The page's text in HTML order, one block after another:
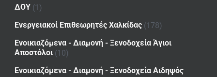
ΔΟΥ (1)
Ενεργειακοί Επιθεωρητές Χαλκίδας (178)
Ενοικιαζόμενα - Διαμονή - Ξενοδοχεία Άγιοι
Αποστόλοι (10)
Ενοικιαζόμενα - Διαμονή - Ξενοδοχεία Αιδηψός